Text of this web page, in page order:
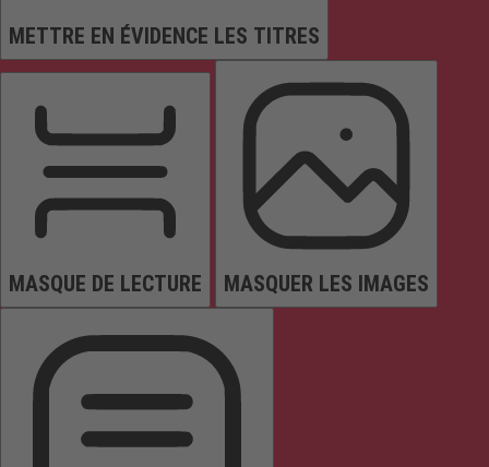
METTRE EN ÉVIDENCE LES TITRES
MASQUE DE LECTURE MASQUER LES IMAGES